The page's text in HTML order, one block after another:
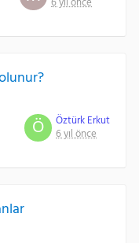
Ö
Öztürk Erkut
6 yıl önce